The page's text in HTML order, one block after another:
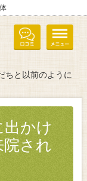
ちと以前のように
かけ
院され